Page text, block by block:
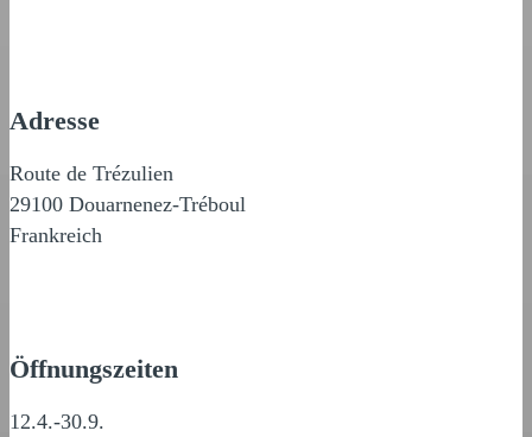
Adresse
Route de Trézulien
29100 Douarnenez-Tréboul
Frankreich
Öffnungszeiten
12.4.-30.9.